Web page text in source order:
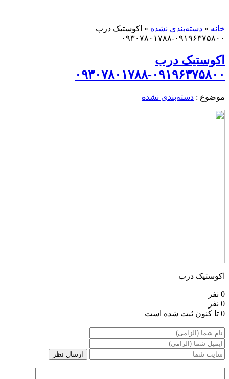
خانه » دسته‌بندی نشده » اکوستیک درب
۰۹۱۹۶۳۷۵۸۰۰-۰۹۳۰۷۸۰۱۷۸۸
اکوستیک درب
۰۹۱۹۶۳۷۵۸۰۰-۰۹۳۰۷۸۰۱۷۸۸
موضوع : دسته‌بندی نشده
اکوستیک درب
0 نفر
0 نفر
0 تا کنون ثبت شده است